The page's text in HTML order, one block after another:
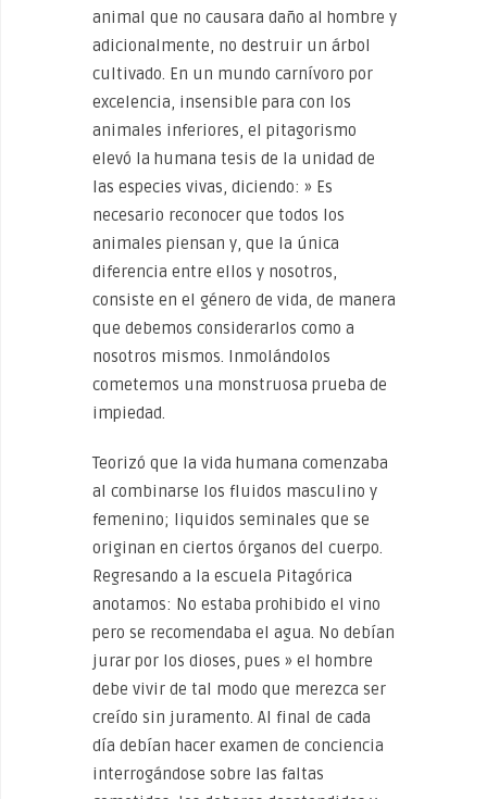
animal que no causara daño al hombre y
adicionalmente, no destruir un árbol
cultivado. En un mundo carnívoro por
excelencia, insensible para con los
animales inferiores, el pitagorismo
elevó la humana tesis de la unidad de
las especies vivas, diciendo: » Es
necesario reconocer que todos los
animales piensan y, que la única
diferencia entre ellos y nosotros,
consiste en el género de vida, de manera
que debemos considerarlos como a
nosotros mismos. Inmolándolos
cometemos una monstruosa prueba de
impiedad.
Teorizó que la vida humana comenzaba
al combinarse los fluidos masculino y
femenino; liquidos seminales que se
originan en ciertos órganos del cuerpo.
Regresando a la escuela Pitagórica
anotamos: No estaba prohibido el vino
pero se recomendaba el agua. No debían
jurar por los dioses, pues » el hombre
debe vivir de tal modo que merezca ser
creído sin juramento. Al final de cada
día debían hacer examen de conciencia
interrogándose sobre las faltas